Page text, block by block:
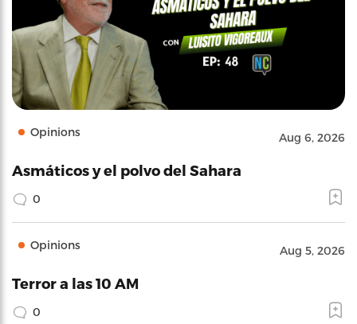
Opinions Aug 6, 2026
Asmáticos y el polvo del Sahara
0
Opinions Aug 5, 2026
Terror a las 10 AM
0